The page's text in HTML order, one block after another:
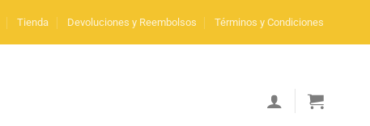
Tienda Devoluciones y Reembolsos Términos y Condiciones